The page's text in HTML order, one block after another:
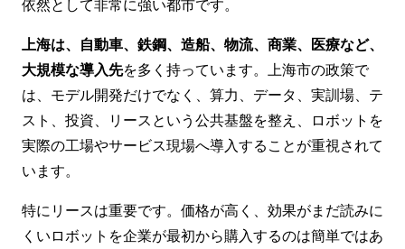
上海は、自動車、鉄鋼、造船、物流、商業、医療など、
大規模な導入先を多く持っています。上海市の政策で
は、モデル開発だけでなく、算力、データ、実訓場、テ
スト、投資、リースという公共基盤を整え、ロボットを
実際の工場やサービス現場へ導入することが重視されて
います。
特にリースは重要です。価格が高く、効果がまだ読みに
くいロボットを企業が最初から購入するのは簡単ではあ